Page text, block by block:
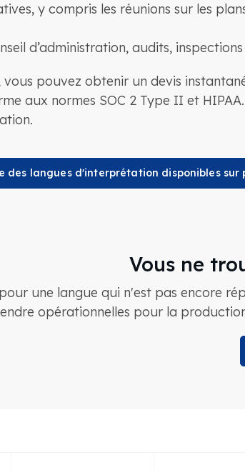
y compris les réunions sur les
d’administration, audits,
vous pouvez obtenir un devis
aux normes SOC 2 Type II et
des langues d'interprétation disponibles sur
Vous ne
une langue qui n'est pas encore
opérationnelles pour la